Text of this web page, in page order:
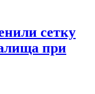
сетку
при